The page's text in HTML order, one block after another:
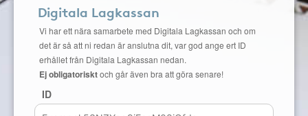
Digitala Lagkassan
Vi har ett nära samarbete med Digitala Lagkassan och om
det är så att ni redan är anslutna dit, var god ange ert ID
erhållet från Digitala Lagkassan nedan.
Ej obligatorisktoch går även bra att göra senare!
ID